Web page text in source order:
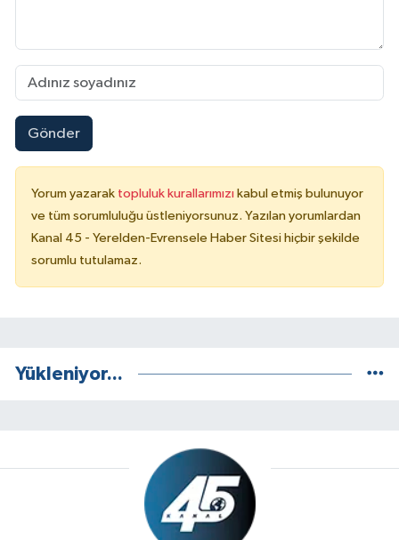
Gönder
Yorum yazarak topluluk kurallarımızı kabul etmiş bulunuyor
ve tüm sorumluluğu üstleniyorsunuz. Yazılan yorumlardan
Kanal 45 - Yerelden-Evrensele Haber Sitesi hiçbir şekilde
sorumlu tutulamaz.
Yükleniyor...